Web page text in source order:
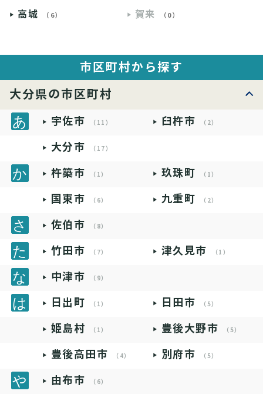
高城 （6） 賀来 （0）
市区町村から探す
大分県の市区町村
宇佐市 （11） 臼杵市 （2）
大分市 （17）
杵築市 （1） 玖珠町 （1）
国東市 （6） 九重町 （2）
佐伯市 （8）
竹田市 （7） 津久見市 （1）
中津市 （9）
日出町 （1） 日田市 （5）
姫島村 （1） 豊後大野市 （5）
豊後高田市 （4） 別府市 （5）
由布市 （6）